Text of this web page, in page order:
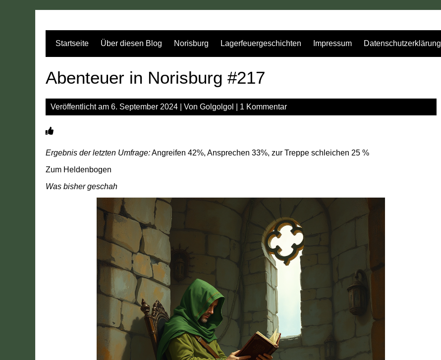
Startseite
Über diesen Blog Norisburg Lagerfeuergeschichten Impressum Datenschutzerklärung
Abenteuer in Norisburg #217
Veröffentlicht am 6. September 2024 | Von Golgolgol 1 Kommentar
Ergebnis der letzten Umfrage:Angreifen 42%, Ansprechen 33%, zur Treppe schleichen 25 %
Zum Heldenbogen
Was bisher geschah